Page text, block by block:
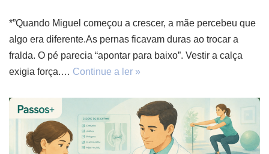
*”Quando Miguel começou a crescer, a mãe percebeu que
algo era diferente.As pernas ficavam duras ao trocar a
fralda. O pé parecia “apontar para baixo”. Vestir a calça
exigia força.… Continue a ler »